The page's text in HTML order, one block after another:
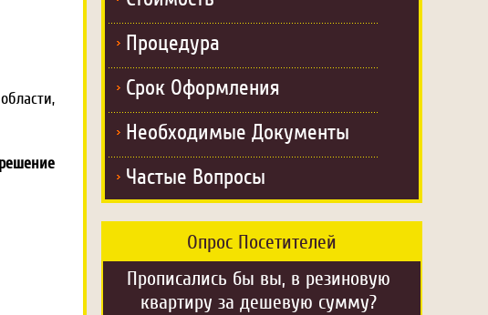
Процедура
Срок Оформления
Необходимые Документы
Частые Вопросы
Опрос Посетителей
Прописались бы вы, в резиновую
квартиру за дешевую сумму?